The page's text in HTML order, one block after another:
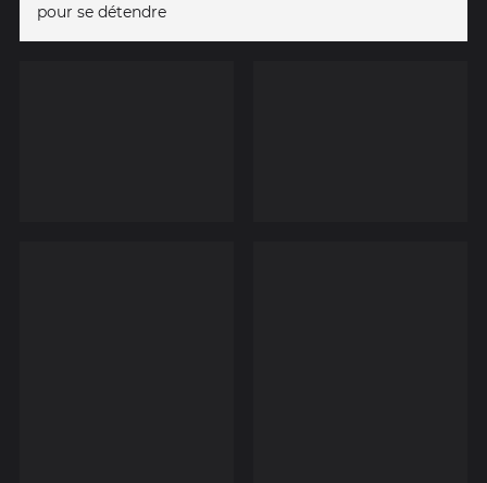
pour se détendre